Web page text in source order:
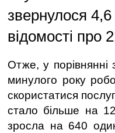
звернулося 4,6
відомості про
Отже, у порівнянні
минулого року
скористатися
стало більше на
зросла на 640